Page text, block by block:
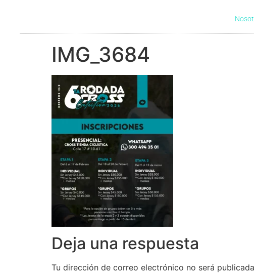
IMG_3684
Deja una respuesta
Tu dirección de correo electrónico no será